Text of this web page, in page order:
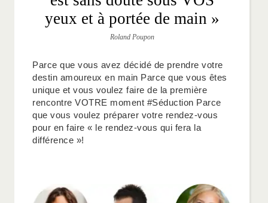
yeux et à portée de main »
Roland Poupon
Parce que vous avez décidé de prendre votre
destin amoureux en main Parce que vous êtes
unique et vous voulez faire de la première
rencontre VOTRE moment #Séduction Parce
que vous voulez préparer votre rendez-vous
pour en faire « le rendez-vous qui fera la
différence »!